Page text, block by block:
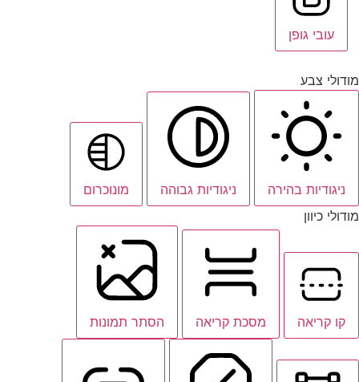
עובי גופן
מודולי צבע
ניגודיות בהירה ניגודיות גבוהה
מונוכרום
מודולי כיוון
קו קריאה מסכת קריאה הסתר תמונות